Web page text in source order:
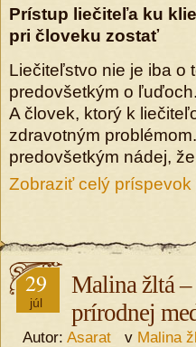
Prístup liečiteľa ku
pri človeku zostať
Liečiteľstvo nie je iba o
predovšetkým o ľuďoch.
A človek, ktorý k
zdravotným
predovšetkým nádej,
Zobraziť celý príspevok
29
júl
Malina žltá
prírodnej
Autor: Asarat v Malina